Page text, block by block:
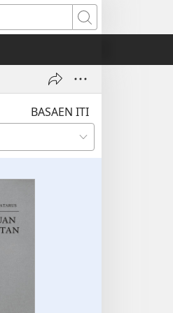
Biroken
BASAEN ITI